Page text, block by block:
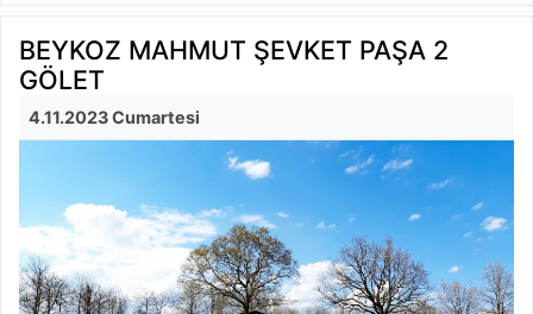
BEYKOZ MAHMUT ŞEVKET PAŞA 2
GÖLET
4.11.2023 Cumartesi